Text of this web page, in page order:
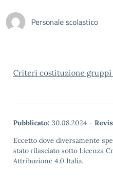
Personale scolastico
Criteri costituzione gruppi
Pubblicato: 30.08.2024 -
Eccetto dove diversamente
stato rilasciato sotto Licenza
Attribuzione 4.0 Italia.